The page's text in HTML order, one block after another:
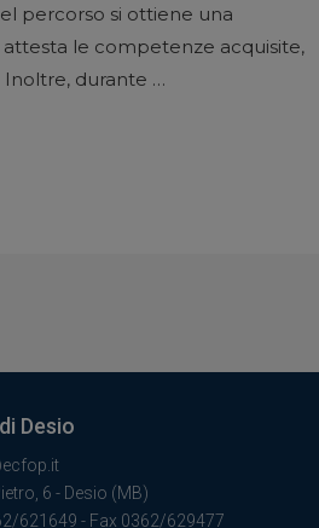
percorso si ottiene una
le competenze acquisite,
durante …
Desio
6 - Desio (MB)
621649 - Fax 0362/629477